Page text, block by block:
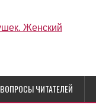
ВОПРОСЫ ЧИТАТЕЛЕЙ